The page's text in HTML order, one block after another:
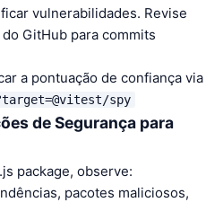
vulnerabilidades. Revise
GitHub para commits
a pontuação de confiança via
spy
de Segurança para
package, observe:
pacotes maliciosos,